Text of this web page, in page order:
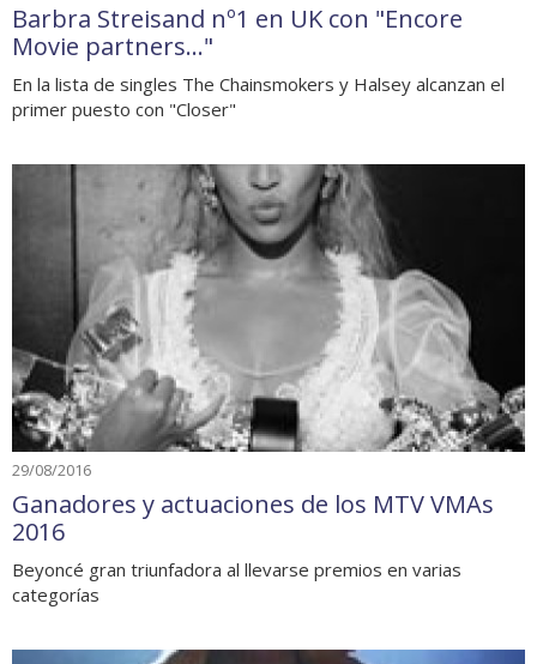
Barbra Streisand nº1 en UK con "Encore
Movie partners..."
En la lista de singles The Chainsmokers y Halsey alcanzan el
primer puesto con "Closer"
29/08/2016
Ganadores y actuaciones de los MTV VMAs
2016
Beyoncé gran triunfadora al llevarse premios en varias
categorías